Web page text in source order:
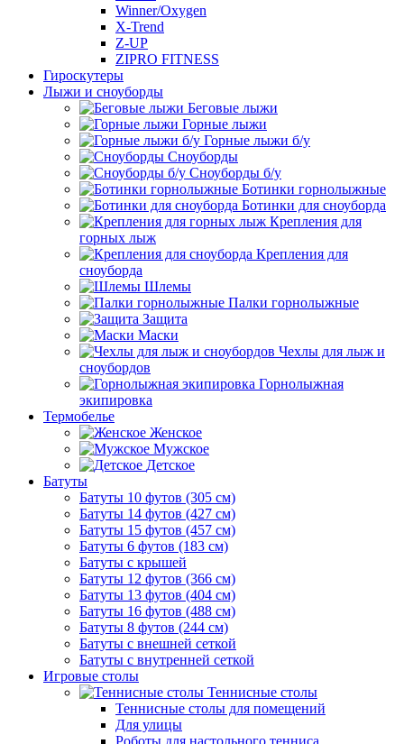
Winner/Oxygen
X-Trend
Z-UP
ZIPRO FITNESS
Гироскутеры
Лыжи и сноуборды
Беговые лыжи
Горные лыжи
Горные лыжи б/у
Сноуборды
Сноуборды б/у
Ботинки горнолыжные
Ботинки для сноуборда
Крепления для
горных лыж
Крепления для
сноуборда
Шлемы
Палки горнолыжные
Защита
Маски
Чехлы для лыж и
сноубордов
Горнолыжная
экипировка
Термобелье
Женское
Мужское
Детское
Батуты
Батуты 10 футов (305 см)
Батуты 14 футов (427 см)
Батуты 15 футов (457 см)
Батуты 6 футов (183 см)
Батуты с крышей
Батуты 12 футов (366 см)
Батуты 13 футов (404 см)
Батуты 16 футов (488 см)
Батуты 8 футов (244 см)
Батуты с внешней сеткой
Батуты с внутренней сеткой
Игровые столы
Теннисные столы
Теннисные столы для помещений
Для улицы
Роботы для настольного тенниса